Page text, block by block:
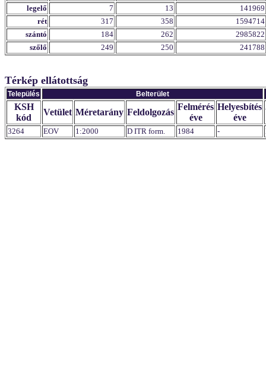
legelő
7 13
141969
rét
317 358
1594714
szántó
184 262
2985822
szőlő
249 250 241788
Térkép ellátottság
Település Belterület
KSH
kód
Vetület Méretarány Feldolgozás
Felmérés
éve
Helyesbítés
éve
3264 EOV 1:2000 D ITR form. 1984 -